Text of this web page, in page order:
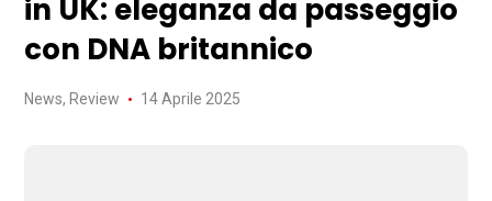
in UK: eleganza da passeggio
con DNA britannico
News, Review 14 Aprile 2025